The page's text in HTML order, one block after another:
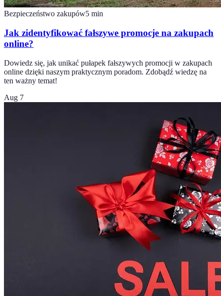
Bezpieczeństwo zakupów5 min
Jak zidentyfikować fałszywe promocje na zakupach
online?
Dowiedz się, jak unikać pułapek fałszywych promocji w zakupach
online dzięki naszym praktycznym poradom. Zdobądź wiedzę na
ten ważny temat!
Aug 7